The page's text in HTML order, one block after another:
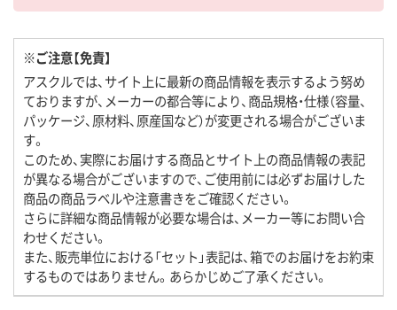
※ご注意【免責】
アスクルでは、サイト上に最新の商品情報を表示するよう努め
ておりますが、メーカーの都合等により、商品規格・仕様（容量、
パッケージ、原材料、原産国など）が変更される場合がございま
す。
このため、実際にお届けする商品とサイト上の商品情報の表記
が異なる場合がございますので、ご使用前には必ずお届けした
商品の商品ラベルや注意書きをご確認ください。
さらに詳細な商品情報が必要な場合は、メーカー等にお問い合
わせください。
また、販売単位における「セット」表記は、箱でのお届けをお約束
するものではありません。あらかじめご了承ください。